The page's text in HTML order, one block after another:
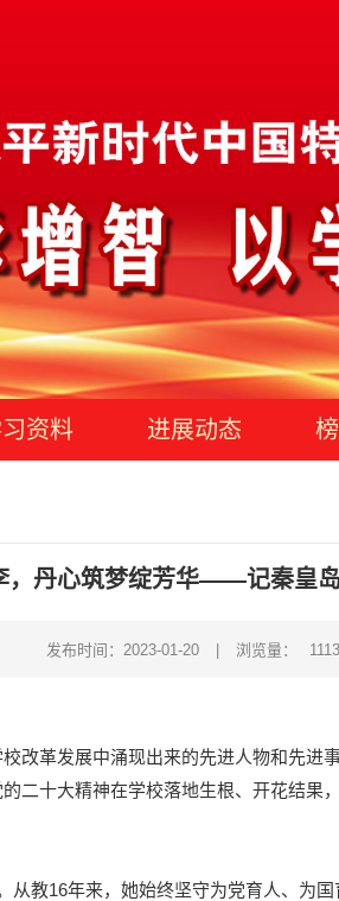
资料 进展动态
，丹心筑梦绽芳华——记秦皇
发布时间：2023-01-20 浏览量： 1113
改革发展中涌现出来的先进人物和先进
二十大精神在学校落地生根、开花结
教16年来，她始终坚守为党育人、为